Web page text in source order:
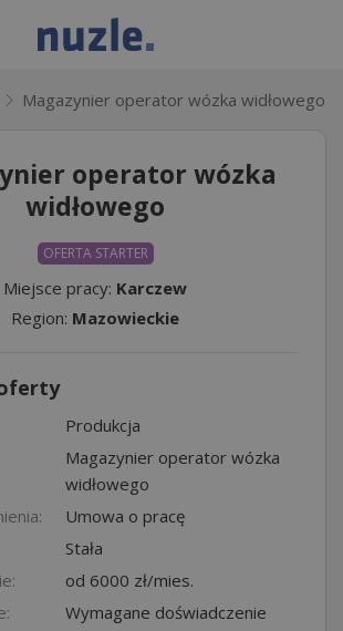
Magazynier operator wózka widłowego
operator wózka
widłowego
OFERTA STARTER
Miejsce pracy: Karczew
Region: Mazowieckie
oferty
Produkcja
Magazynier operator wózka
widłowego
Umowa o pracę
Stała
od 6000 zł/mies.
Wymagane doświadczenie